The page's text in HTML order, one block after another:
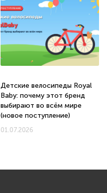
Детские велосипеды Royal
Baby: почему этот бренд
выбирают во всём мире
(новое поступление)
01.07.2026